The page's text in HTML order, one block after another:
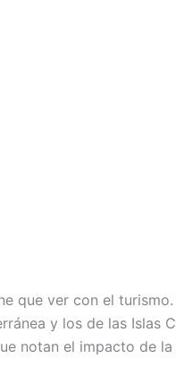
que ver con el
y los de las Islas
notan el impacto de